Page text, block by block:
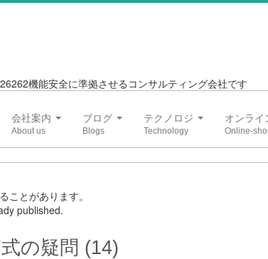
機能安全に準拠させるコンサルティング会社です
会社案内 ブログ テクノロジ オンライ
ことがあります。
published.
の疑問 (14)